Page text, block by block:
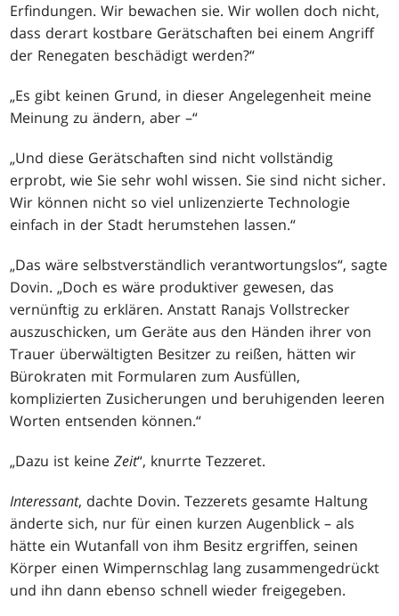
Erfindungen. Wir bewachen sie. Wir wollen doch nicht,
dass derart kostbare Gerätschaften bei einem Angriff
der Renegaten beschädigt werden?“
„Es gibt keinen Grund, in dieser Angelegenheit meine
Meinung zu ändern, aber –“
„Und diese Gerätschaften sind nicht vollständig
erprobt, wie Sie sehr wohl wissen. Sie sind nicht sicher.
Wir können nicht so viel unlizenzierte Technologie
einfach in der Stadt herumstehen lassen.“
„Das wäre selbstverständlich verantwortungslos“, sagte
Dovin. „Doch es wäre produktiver gewesen, das
vernünftig zu erklären. Anstatt Ranajs Vollstrecker
auszuschicken, um Geräte aus den Händen ihrer von
Trauer überwältigten Besitzer zu reißen, hätten wir
Bürokraten mit Formularen zum Ausfüllen,
komplizierten Zusicherungen und beruhigenden leeren
Worten entsenden können.“
„Dazu ist keineZeit“, knurrte Tezzeret.
Interessant, dachte Dovin. Tezzerets gesamte Haltung
änderte sich, nur für einen kurzen Augenblick – als
hätte ein Wutanfall von ihm Besitz ergriffen, seinen
Körper einen Wimpernschlag lang zusammengedrückt
und ihn dann ebenso schnell wieder freigegeben.